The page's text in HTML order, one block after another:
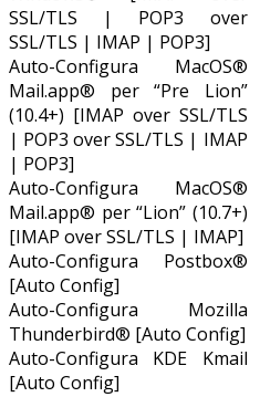
SSL/TLS | POP3 over
SSL/TLS | IMAP | POP3]
Auto-Configura MacOS®
Mail.app® per “Pre Lion”
(10.4+) [IMAP over SSL/TLS
| POP3 over SSL/TLS | IMAP
| POP3]
Auto-Configura MacOS®
Mail.app® per “Lion” (10.7+)
[IMAP over SSL/TLS | IMAP]
Auto-Configura Postbox®
[Auto Config]
Auto-Configura Mozilla
Thunderbird® [Auto Config]
Auto-Configura KDE Kmail
[Auto Config]